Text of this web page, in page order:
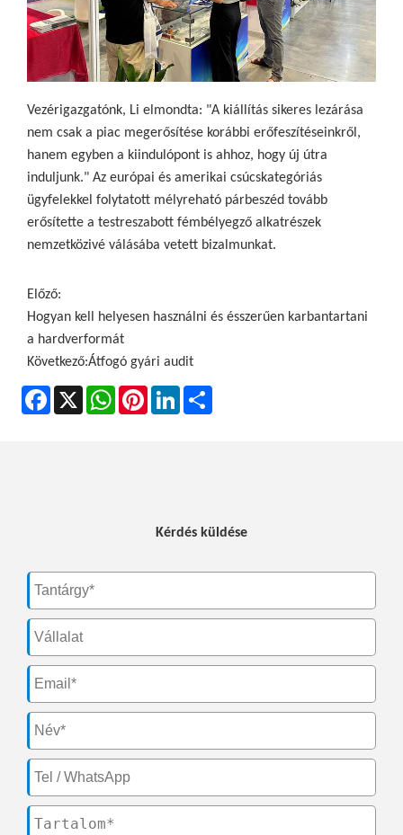
Vezérigazgatónk, Li elmondta: "A kiállítás sikeres lezárása
nem csak a piac megerősítése korábbi erőfeszítéseinkről,
hanem egyben a kiindulópont is ahhoz, hogy új útra
induljunk." Az európai és amerikai csúcskategóriás
ügyfelekkel folytatott mélyreható párbeszéd tovább
erősítette a testreszabott fémbélyegző alkatrészek
nemzetközivé válásába vetett bizalmunkat.
Előző:
Hogyan kell helyesen használni és ésszerűen karbantartani
a hardverformát
Következő:Átfogó gyári audit
Facebook
X WhatsAppPinterestLinkedIn
Kérdés küldése